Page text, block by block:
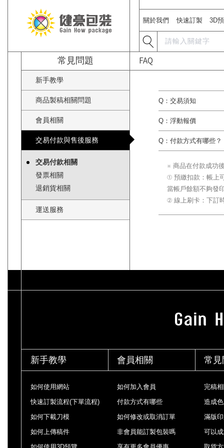
關於我們 快速訂製 3D
常見問題
新手教學
商品製稿相關問題
會員相關
交易付款與售後服務
交易付款相關
發票相關
退銷貨相關
運送服務
FAQ
交易須知
浮動報價
付款方式有哪些？
※ 商品在付款成功
① 預繳扣款：帳上
當帳戶餘額不夠發
② 線上刷卡：下訂
新手教學
如何使用網站
快速訂製流程(下單流程)
如何下載刀模
如何上傳稿件
會員相關
如何加入會員
付款方式有哪些
如何修改或取消訂單
非會員能訂製包裝嗎
常
完稿
造成
滿版
可以